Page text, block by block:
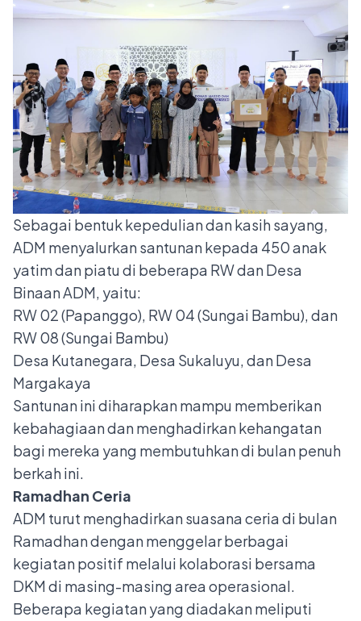
Sebagai bentuk kepedulian dan kasih sayang,
ADM menyalurkan santunan kepada 450 anak
yatim dan piatu di beberapa RW dan Desa
Binaan ADM, yaitu:
RW 02 (Papanggo), RW 04 (Sungai Bambu), dan
RW 08 (Sungai Bambu)
Desa Kutanegara, Desa Sukaluyu, dan Desa
Margakaya
Santunan ini diharapkan mampu memberikan
kebahagiaan dan menghadirkan kehangatan
bagi mereka yang membutuhkan di bulan penuh
berkah ini.
Ramadhan Ceria
ADM turut menghadirkan suasana ceria di bulan
Ramadhan dengan menggelar berbagai
kegiatan positif melalui kolaborasi bersama
DKM di masing-masing area operasional.
Beberapa kegiatan yang diadakan meliputi